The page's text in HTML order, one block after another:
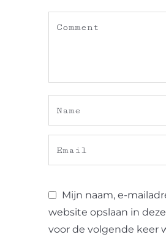
Mijn naam, e-
website opslaan in
voor de volgende keer